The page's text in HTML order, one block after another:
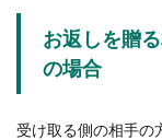
お返しを贈
の場合
受け取る側の相手の